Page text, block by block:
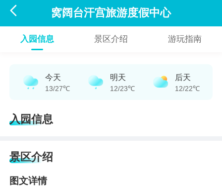
 窝阔台汗宫旅游度假中心
入园信息 景区介绍 游玩指南
今天
13/27℃
明天
12/23℃
后天
12/22℃
入园信息
景区介绍
图文详情